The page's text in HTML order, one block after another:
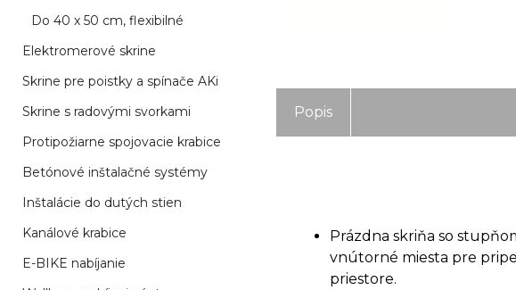
Do 40 x 50 cm, flexibilné
Elektromerové skrine
Skrine pre poistky a spínače AKi
Skrine s radovými svorkami
Protipožiarne spojovacie krabice
Betónové inštalačné systémy
Inštalácie do dutých stien
Kanálové krabice
E-BIKE nabíjanie
Popis
Prázdna skriňa so
vnútorné miesta pre
priestore.